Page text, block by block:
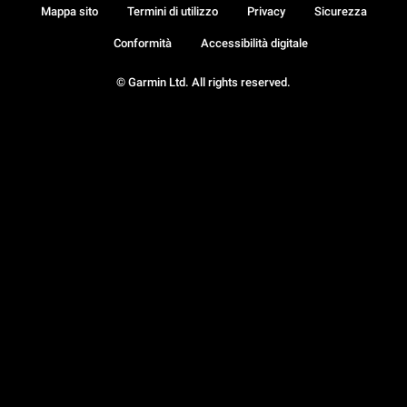
© Garmin Ltd. All rights reserved.
Mappa sito Termini di utilizzo Privacy Sicurezza
Conformità Accessibilità digitale